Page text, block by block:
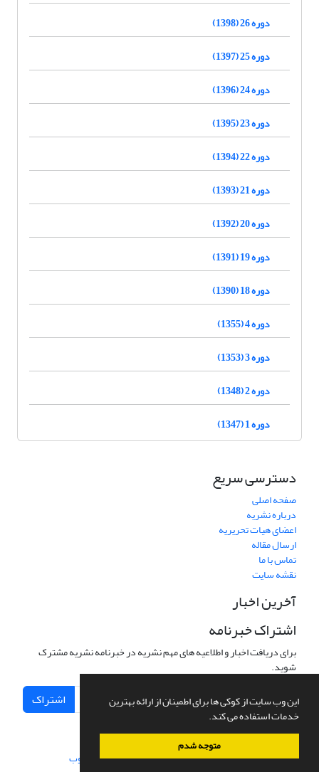
این وب سایت از کوکی ها برای اطمینان از ارائه بهترین
خدمات استفاده می کند.
متوجه شدم
دوره 26 (1398)
دوره 25 (1397)
دوره 24 (1396)
دوره 23 (1395)
دوره 22 (1394)
دوره 21 (1393)
دوره 20 (1392)
دوره 19 (1391)
دوره 18 (1390)
دوره 4 (1355)
دوره 3 (1353)
دوره 2 (1348)
دوره 1 (1347)
دسترسی سریع
صفحه اصلی
درباره نشریه
اعضای هیات تحریریه
ارسال مقاله
تماس با ما
نقشه سایت
آخرین اخبار
اشتراک خبرنامه
برای دریافت اخبار و اطلاعیه های مهم نشریه در خبرنامه نشریه مشترک
شوید.
اشتراک
سامانه مدیریت نشریات علمی.طراحی و پیاده سازی از سیناوب